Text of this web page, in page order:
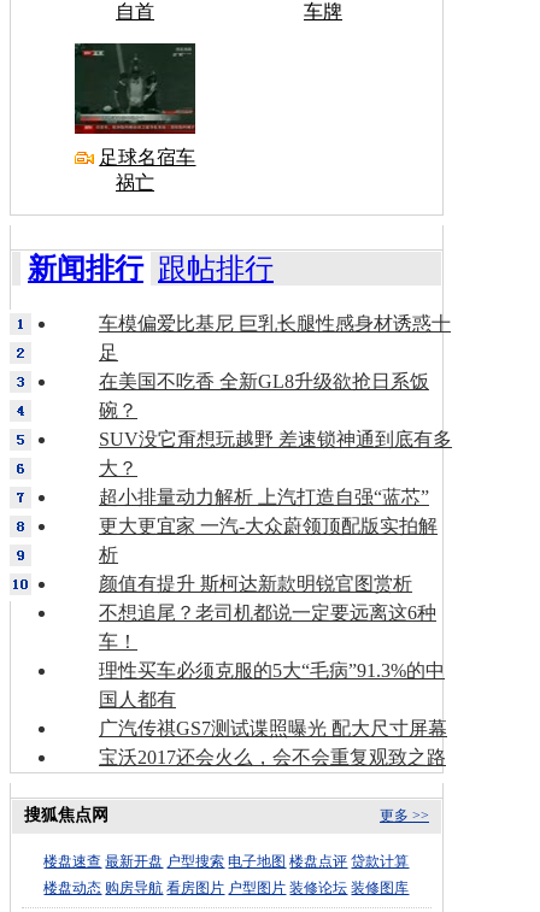
自首
车牌
足球名宿车
祸亡
新闻排行 跟帖排行
车模偏爱比基尼 巨乳长腿性感身材诱惑十
足
在美国不吃香 全新GL8升级欲抢日系饭
碗？
SUV没它甭想玩越野 差速锁神通到底有多
大？
超小排量动力解析 上汽打造自强“蓝芯”
更大更宜家 一汽-大众蔚领顶配版实拍解
析
颜值有提升 斯柯达新款明锐官图赏析
不想追尾？老司机都说一定要远离这6种
车！
理性买车必须克服的5大“毛病”91.3%的中
国人都有
广汽传祺GS7测试谍照曝光 配大尺寸屏幕
宝沃2017还会火么，会不会重复观致之路
更多 >>
搜狐焦点网
楼盘速查 最新开盘 户型搜索 电子地图 楼盘点评 贷款计算
楼盘动态 购房导航 看房图片 户型图片 装修论坛 装修图库